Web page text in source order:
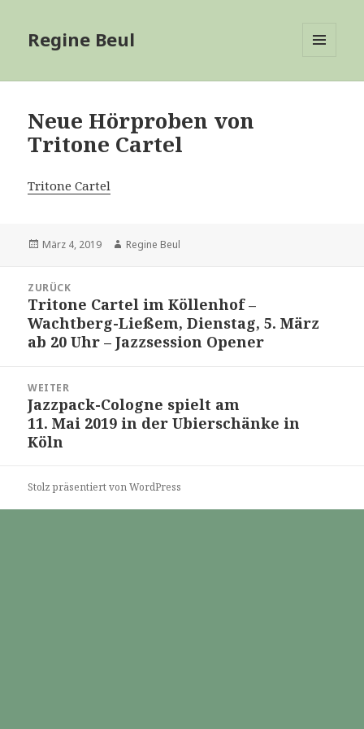
Regine Beul
Neue Hörproben von
Tritone Cartel
Tritone Cartel
Veröffentlicht
März 4, 2019 Autor
Regine Beul
ZURÜCK
Vorheriger
Beitrag:
Tritone Cartel im Köllenhof –
Wachtberg-Ließem, Dienstag, 5. März
ab 20 Uhr – Jazzsession Opener
WEITER
Nächster
Beitrag:
Jazzpack-Cologne spielt am
11. Mai 2019 in der Ubierschänke in
Köln
Stolz präsentiert von WordPress